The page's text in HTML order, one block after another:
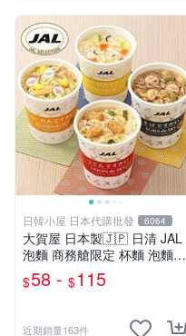
日韓小屋 日本代購批發 6064
大賀屋 日本製🇯🇵 日清 JAL
泡麵 商務艙限定 杯麵 泡麵
海鮮什錦 和風醬油拉麵 日航
正版 J00051341
$58 - $115
近期銷量163件